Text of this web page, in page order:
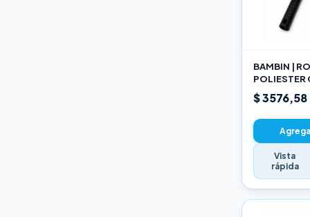
BAMBIN |
POLIESTER
22CM
$ 3576,58
Vista
rápida